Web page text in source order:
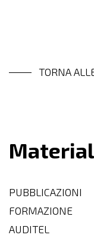
TORNA
PUBBLICAZIONI
FORMAZIONE
AUDITEL